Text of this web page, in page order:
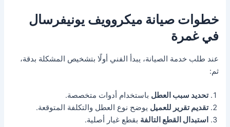
خطوات صيانة ميكروويف يونيفرسال
في غمرة
عند طلب خدمة الصيانة، يبدأ الفني أولًا بتشخيص المشكلة بدقة،
ثم:
تحديد سبب العطل باستخدام أدوات متخصصة.
تقديم تقرير للعميل يوضح نوع العطل والتكلفة المتوقعة.
استبدال القطع التالفة بقطع غيار أصلية.